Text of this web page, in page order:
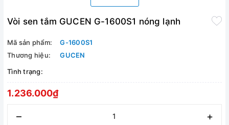
Vòi sen tắm GUCEN G-1600S1 nóng lạnh
Mã sản phẩm:
G-1600S1
Thương hiệu:
GUCEN
Tình trạng:
1.236.000₫
– +